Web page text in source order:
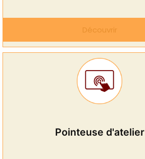
Découvrir
Pointeuse d'atelier